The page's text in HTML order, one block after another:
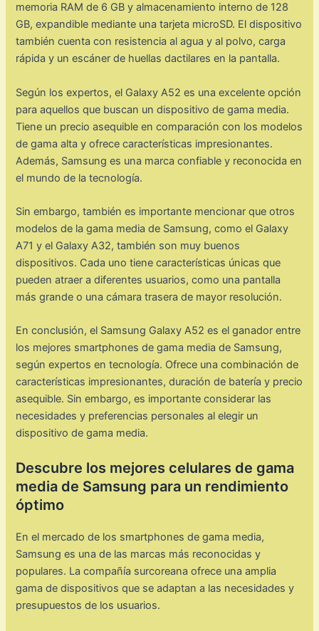
memoria RAM de 6 GB y almacenamiento interno de 128
GB, expandible mediante una tarjeta microSD. El dispositivo
también cuenta con resistencia al agua y al polvo, carga
rápida y un escáner de huellas dactilares en la pantalla.
Según los expertos, el Galaxy A52 es una excelente opción
para aquellos que buscan un dispositivo de gama media.
Tiene un precio asequible en comparación con los modelos
de gama alta y ofrece características impresionantes.
Además, Samsung es una marca confiable y reconocida en
el mundo de la tecnología.
Sin embargo, también es importante mencionar que otros
modelos de la gama media de Samsung, como el Galaxy
A71 y el Galaxy A32, también son muy buenos
dispositivos. Cada uno tiene características únicas que
pueden atraer a diferentes usuarios, como una pantalla
más grande o una cámara trasera de mayor resolución.
En conclusión, el Samsung Galaxy A52 es el ganador entre
los mejores smartphones de gama media de Samsung,
según expertos en tecnología. Ofrece una combinación de
características impresionantes, duración de batería y precio
asequible. Sin embargo, es importante considerar las
necesidades y preferencias personales al elegir un
dispositivo de gama media.
Descubre los mejores celulares de gama
media de Samsung para un rendimiento
óptimo
En el mercado de los smartphones de gama media,
Samsung es una de las marcas más reconocidas y
populares. La compañía surcoreana ofrece una amplia
gama de dispositivos que se adaptan a las necesidades y
presupuestos de los usuarios.